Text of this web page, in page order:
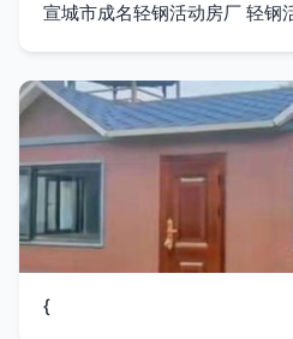
宣城市成名轻钢活动房厂 轻钢
{